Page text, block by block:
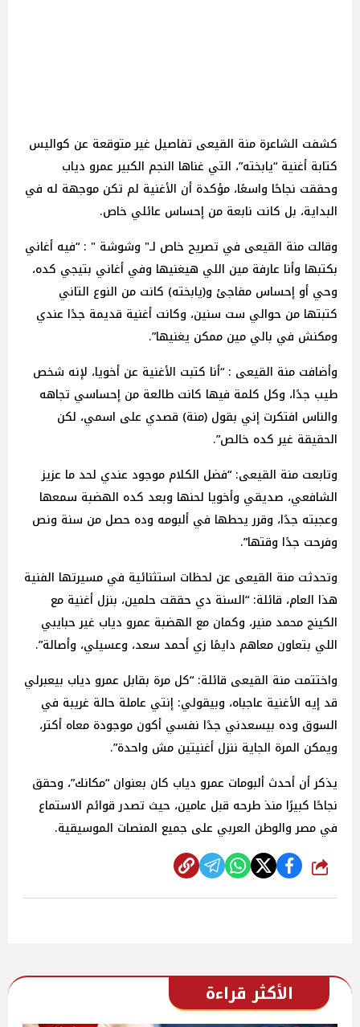
كشفت الشاعرة منة القيعى تفاصيل غير متوقعة عن كواليس
كتابة أغنية “يابخته”، التي غناها النجم الكبير عمرو دياب
وحققت نجاحًا واسعًا، مؤكدة أن الأغنية لم تكن موجهة له في
البداية، بل كانت نابعة من إحساس عائلي خاص.
وقالت منة القيعى في تصريح خاص لـ" وشوشة " : “فيه أغاني
بكتبها وأنا عارفة مين اللي هيغنيها وفي أغاني بتيجي كده،
وحي أو إحساس مفاجئ و(يابخته) كانت من النوع التاني
كتبتها من حوالي ست سنين، وكانت أغنية قديمة جدًا عندي
ومكنش في بالي مين ممكن يغنيها”.
وأضافت منة القيعى : “أنا كتبت الأغنية عن أخويا، لإنه شخص
طيب جدًا، وكل كلمة فيها كانت طالعة من إحساسي تجاهه
والناس افتكرت إني بقول (منة) قصدي على اسمي، لكن
الحقيقة غير كده خالص”.
وتابعت منة القيعى: “فضل الكلام موجود عندي لحد ما عزيز
الشافعي، صديقي وأخويا لحنها وبعد كده الهضبة سمعها
وعجبته جدًا، وقرر يحطها في ألبومه وده حصل من سنة ونص
وفرحت جدًا وقتها”.
وتحدثت منة القيعى عن لحظات استثنائية في مسيرتها الفنية
هذا العام، قائلة: “السنة دي حققت حلمين، بنزل أغنية مع
الكينج محمد منير، وكمان مع الهضبة عمرو دياب غير حبايبي
اللي بتعاون معاهم دايمًا زي أحمد سعد، وعسيلي، وأصالة”.
واختتمت منة القيعى قائلة: “كل مرة بقابل عمرو دياب بيعبرلي
قد إيه الأغنية عاجباه، وبيقولي: إنتي عاملة حالة غريبة في
السوق وده بيسعدني جدًا نفسي أكون موجودة معاه أكتر،
ويمكن المرة الجاية ننزل أغنيتين مش واحدة”.
يذكر أن أحدث ألبومات عمرو دياب كان بعنوان “مكانك”، وحقق
نجاحًا كبيرًا منذ طرحه قبل عامين، حيث تصدر قوائم الاستماع
في مصر والوطن العربي على جميع المنصات الموسيقية.
شارك
الأكثر قراءة